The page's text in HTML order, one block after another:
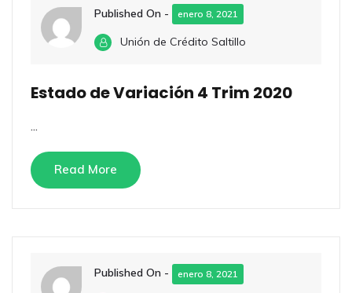
Published On - enero 8, 2021
Unión de Crédito Saltillo
Estado de Variación 4 Trim 2020
...
Read More
Published On - enero 8, 2021